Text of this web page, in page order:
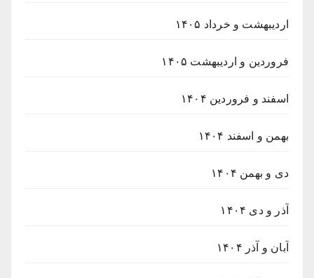
اردیبهشت و خرداد ۱۴۰۵
فروردین و اردیبهشت ۱۴۰۵
اسفند و فروردین ۱۴۰۴
بهمن و اسفند ۱۴۰۴
دی و بهمن ۱۴۰۴
آذر و دی ۱۴۰۴
آبان و آذر ۱۴۰۴